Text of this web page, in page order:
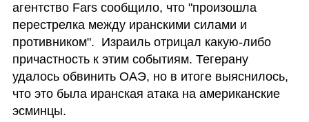
агентство Fars сообщило, что "произошла
перестрелка между иранскими силами и
противником".  Израиль отрицал какую-либо
причастность к этим событиям. Тегерану
удалось обвинить ОАЭ, но в итоге выяснилось,
что это была иранская атака на американские
эсминцы.